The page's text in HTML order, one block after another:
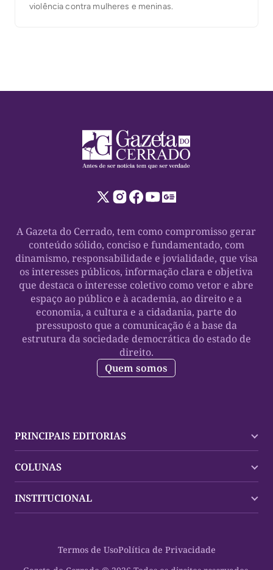
violência contra mulheres e meninas.
A Gazeta do Cerrado, tem como compromisso gerar
conteúdo sólido, conciso e fundamentado, com
dinamismo, responsabilidade e jovialidade, que visa
os interesses públicos, informação clara e objetiva
que destaca o interesse coletivo como vetor e abre
espaço ao público e à academia, ao direito e a
economia, a cultura e a cidadania, parte do
pressuposto que a comunicação é a base da
estrutura da sociedade democrática do estado de
direito.
Quem somos
PRINCIPAIS EDITORIAS
Palmas
Mundo
Oportunidades
Cultura
COLUNAS
Policial
Planeta Vivo
Espaço Cidadania
INSTITUCIONAL
Termos de UsoPolítica de Privacidade